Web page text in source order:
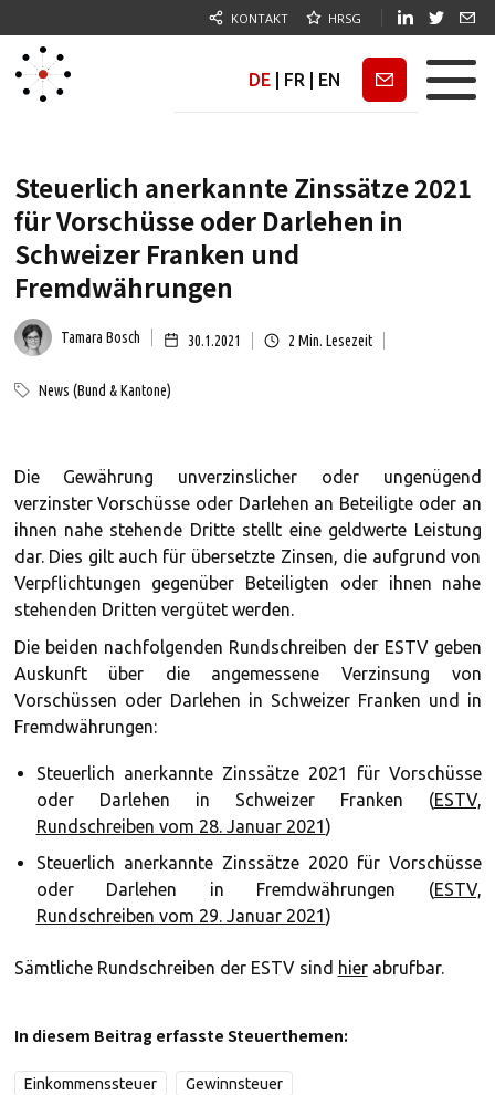
KONTAKT HRSG
DE FR EN Newsletter
Steuerlich anerkannte Zinssätze 2021
für Vorschüsse oder Darlehen in
Schweizer Franken und
Fremdwährungen
Tamara Bosch 30.1.2021 2 Min. Lesezeit
News (Bund & Kantone)
Die Gewährung unverzinslicher oder ungenügend
verzinster Vorschüsse oder Darlehen an Beteiligte oder an
ihnen nahe stehende Dritte stellt eine geldwerte Leistung
dar. Dies gilt auch für übersetzte Zinsen, die aufgrund von
Verpflichtungen gegenüber Beteiligten oder ihnen nahe
stehenden Dritten vergütet werden.
Die beiden nachfolgenden Rundschreiben der ESTV geben
Auskunft über die angemessene Verzinsung von
Vorschüssen oder Darlehen in Schweizer Franken und in
Fremdwährungen:
Steuerlich anerkannte Zinssätze 2021 für Vorschüsse
oder Darlehen in Schweizer Franken (ESTV,
Rundschreiben vom 28. Januar 2021)
Steuerlich anerkannte Zinssätze 2020 für Vorschüsse
oder Darlehen in Fremdwährungen (ESTV,
Rundschreiben vom 29. Januar 2021)
Sämtliche Rundschreiben der ESTV sind hierabrufbar.
In diesem Beitrag erfasste Steuerthemen:
Einkommenssteuer Gewinnsteuer